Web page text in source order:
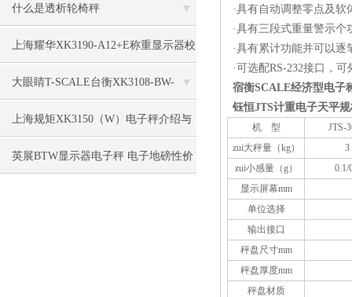
方法
什么是透析轮椅秤
上海耀华XK3190-A12+E称重显示器校
正方法知晓
大眼睛T-SCALE台衡XK3108-BW-
150kg电子秤
上海规矩XK3150（W）电子秤介绍与
维修
英展BTW显示器电子秤 电子地磅性价
·具有自动调整零点及
·具有三段式重量警示
·具有累计功能并可以逐
·可选配RS-232接口，可
宿衡SCALE经济型电子
钰恒JTS计重电子天平
机 型
JTS-
zui大秤量（kg）
3
zui小感量（g）
0.1/
显示屏幕mm
单位选择
输出接口
秤盘尺寸mm
秤盘厚度mm
秤盘材质